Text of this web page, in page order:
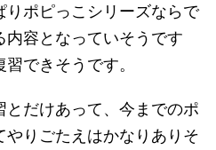
ポピっこシリーズならで
容となっていそうです
できそうです。
とだけあって、今までのポ
やりごたえはかなりありそ